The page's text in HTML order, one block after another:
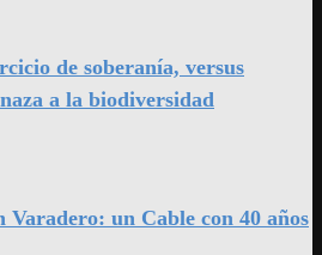
de soberanía, versus
a la biodiversidad
Varadero: un Cable con 40 años